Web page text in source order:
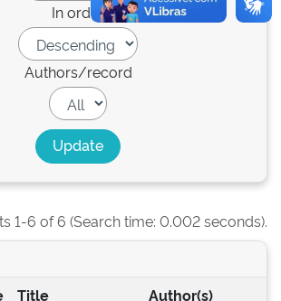
In order
Authors/record
1-6 of 6 (Search time: 0.002 seconds).
Title Author(s)